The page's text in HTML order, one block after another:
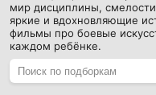
мир дисциплины,
яркие и вдохновляющие
фильмы про боевые
каждом ребёнке.